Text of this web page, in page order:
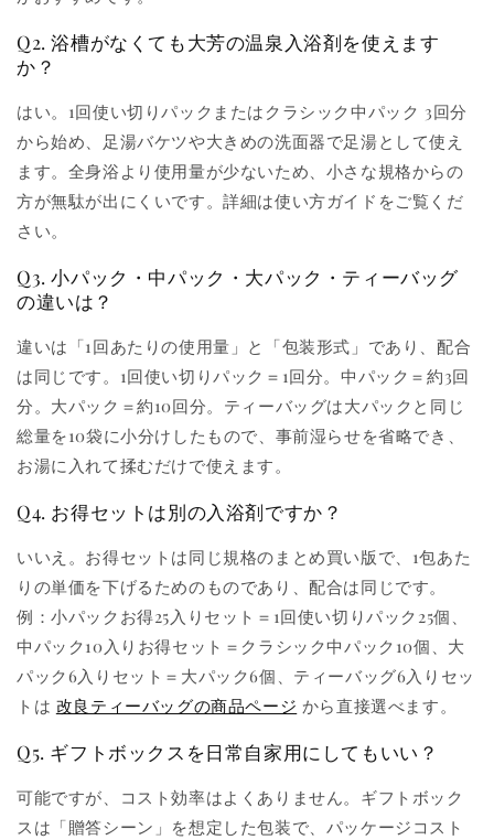
Q2. 浴槽がなくても大芳の温泉入浴剤を使えます
か？
はい。1回使い切りパックまたはクラシック中パック 3回分
から始め、足湯バケツや大きめの洗面器で足湯として使え
ます。全身浴より使用量が少ないため、小さな規格からの
方が無駄が出にくいです。詳細は使い方ガイドをご覧くだ
さい。
Q3. 小パック・中パック・大パック・ティーバッグ
の違いは？
違いは「1回あたりの使用量」と「包装形式」であり、配合
は同じです。1回使い切りパック＝1回分。中パック＝約3回
分。大パック＝約10回分。ティーバッグは大パックと同じ
総量を10袋に小分けしたもので、事前湿らせを省略でき、
お湯に入れて揉むだけで使えます。
Q4. お得セットは別の入浴剤ですか？
いいえ。お得セットは同じ規格のまとめ買い版で、1包あた
りの単価を下げるためのものであり、配合は同じです。
例：小パックお得25入りセット＝1回使い切りパック25個、
中パック10入りお得セット＝クラシック中パック10個、大
パック6入りセット＝大パック6個、ティーバッグ6入りセッ
トは 改良ティーバッグの商品ページ から直接選べます。
Q5. ギフトボックスを日常自家用にしてもいい？
可能ですが、コスト効率はよくありません。ギフトボック
スは「贈答シーン」を想定した包装で、パッケージコスト